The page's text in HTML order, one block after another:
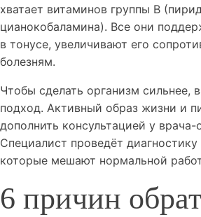
хватает витаминов группы B
цианокобаламина). Все они
в тонусе, увеличивают его
болезням.
Чтобы сделать организм сильнее,
подход. Активный образ жизни и
дополнить консультацией у врача-
Специалист проведёт
которые мешают нормальной
6 причин